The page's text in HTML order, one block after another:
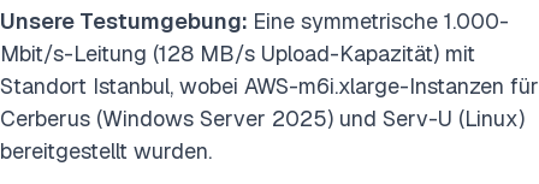
Unsere Testumgebung: Eine symmetrische 1.000-
Mbit/s-Leitung (128 MB/s Upload-Kapazität) mit
Standort Istanbul, wobei AWS-m6i.xlarge-Instanzen für
Cerberus (Windows Server 2025) und Serv-U (Linux)
bereitgestellt wurden.